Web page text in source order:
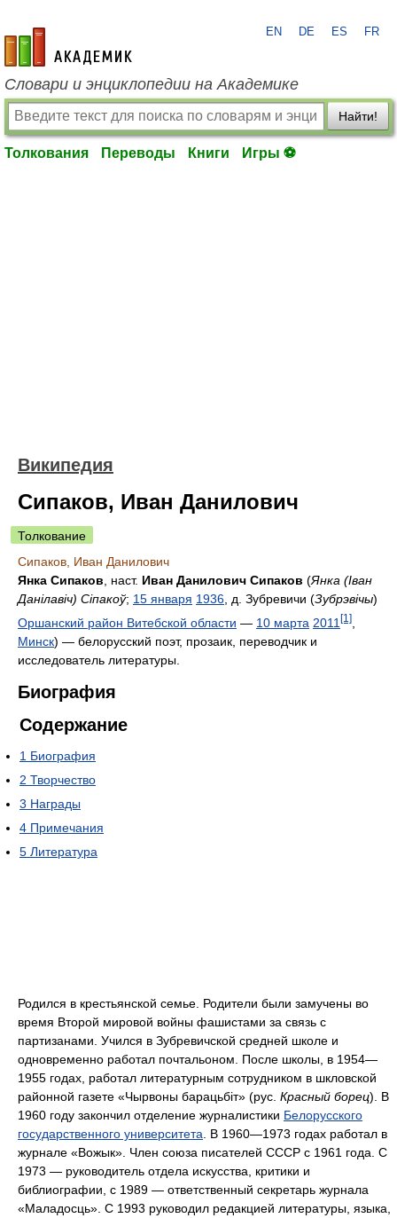
academic.ru
EN DE ES FR
Словари и энциклопедии на Академике
Найти!
Толкования Переводы Книги Игры ⚽
Википедия
Сипаков, Иван Данилович
Толкование
Сипаков, Иван Данилович
Янка Сипаков , наст. Иван Данилович Сипаков (Янка (Іван
Данілавіч) Сіпакоў; 15 января 1936 , д. Зубревичи (Зубрэвічы)
Оршанский район Витебской области — 10 марта 2011 [1]
Минск) — белорусский поэт, прозаик, переводчик и
исследователь литературы.
Биография
Содержание
1 Биография
2 Творчество
3 Награды
4 Примечания
5 Литература
Родился в крестьянской семье. Родители были замучены во
время Второй мировой войны фашистами за связь с
партизанами. Учился в Зубревичской средней школе и
одновременно работал почтальоном. После школы, в 1954—
1955 годах, работал литературным сотрудником в шкловской
районной газете «Чырвоны барацьбіт» (рус. Красный борец). В
1960 году закончил отделение журналистики Белорусского
государственного университета . В 1960—1973 годах работал в
журнале «Вожык». Член союза писателей СССР с 1961 года. С
1973 — руководитель отдела искусства, критики и
библиографии, с 1989 — ответственный секретарь журнала
«Маладосць». С 1993 руководил редакцией литературы, языка,